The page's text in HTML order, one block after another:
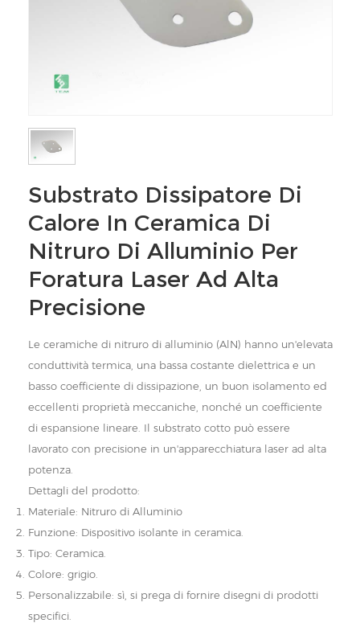
Substrato Dissipatore Di
Calore In Ceramica Di
Nitruro Di Alluminio Per
Foratura Laser Ad Alta
Precisione
Le ceramiche di nitruro di alluminio (AlN) hanno un'elevata
conduttività termica, una bassa costante dielettrica e un
basso coefficiente di dissipazione, un buon isolamento ed
eccellenti proprietà meccaniche, nonché un coefficiente
di espansione lineare. Il substrato cotto può essere
lavorato con precisione in un'apparecchiatura laser ad alta
potenza.
Dettagli del prodotto:
Materiale: Nitruro di Alluminio
Funzione: Dispositivo isolante in ceramica.
Tipo: Ceramica.
Colore: grigio.
Personalizzabile: sì, si prega di fornire disegni di prodotti
specifici.